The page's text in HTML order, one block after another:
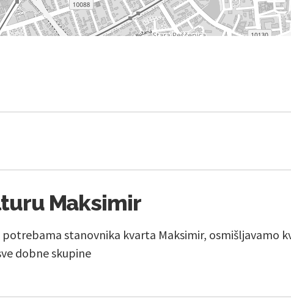
Maksimir
potrebama stanovnika kvarta Maksimir, osmišljavamo
dobne skupine